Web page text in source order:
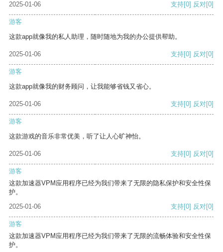
2025-01-06 支持[0] 反对[0]
游客
这款app就像我的私人助理，随时随地为我的办公提供帮助。
2025-01-06 支持[0] 反对[0]
游客
这款app就像我的财务顾问，让我能够省钱又省心。
2025-01-06 支持[0] 反对[0]
游客
这款游戏的音乐非常优美，听了让人心旷神怡。
2025-01-06 支持[0] 反对[0]
游客
这款加速器VPM应用程序已经为我们带来了无限的隐私保护和安全性保
护。
2025-01-06
支持[0] 反对[0]
游客
这款加速器VPM应用程序已经为我们带来了无限的流畅体验和安全性保
护。